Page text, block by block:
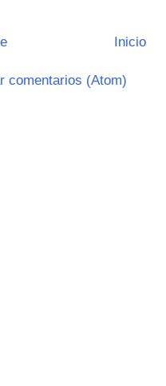
Inicio
comentarios (Atom)